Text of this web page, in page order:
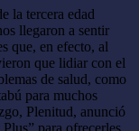
la tercera edad
llegaron a sentir
que, en efecto, al
que lidiar con el
de salud, como
para muchos
Plenitud, anunció
para ofrecerles